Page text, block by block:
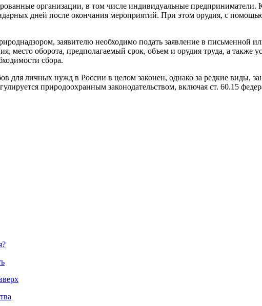
организации, в том числе индивидуальные предприниматели.
дней после окончания мероприятий. При этом орудия, с
заявителю необходимо подать заявление в письменной
место оборота, предполагаемый срок, объем и орудия труда, а также
сбора.
для личных нужд в России в целом законен, однако за редкие виды,
природоохранным законодательством, включая ст. 60.15